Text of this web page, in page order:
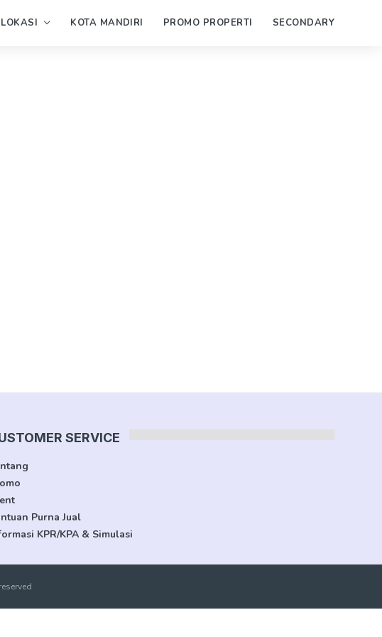
LOKASI KOTA MANDIRI PROMO PROPERTI SECONDARY
SERVICE
Purna Jual
KPR/KPA & Simulasi